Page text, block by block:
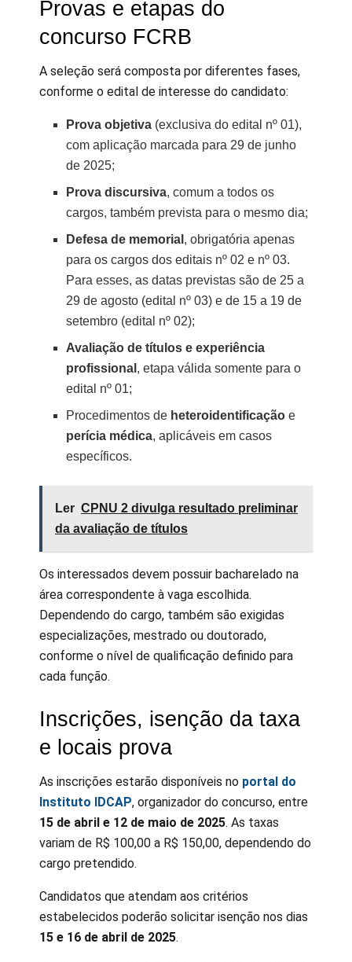
Provas e etapas do
concurso FCRB
A seleção será composta por diferentes fases,
conforme o edital de interesse do candidato:
Prova objetiva (exclusiva do edital nº 01),
com aplicação marcada para 29 de junho
de 2025;
Prova discursiva, comum a todos os
cargos, também prevista para o mesmo dia;
Defesa de memorial , obrigatória apenas
para os cargos dos editais nº 02 e nº 03.
Para esses, as datas previstas são de 25 a
29 de agosto (edital nº 03) e de 15 a 19 de
setembro (edital nº 02);
Avaliação de títulos e experiência
profissional , etapa válida somente para o
edital nº 01;
Procedimentos de heteroidentificação e
perícia médica, aplicáveis em casos
específicos.
Ler CPNU 2 divulga resultado preliminar
da avaliação de títulos
Os interessados devem possuir bacharelado na
área correspondente à vaga escolhida.
Dependendo do cargo, também são exigidas
especializações, mestrado ou doutorado,
conforme o nível de qualificação definido para
cada função.
Inscrições, isenção da taxa
e locais prova
As inscrições estarão disponíveis no portal do
Instituto IDCAP, organizador do concurso, entre
15 de abril e 12 de maio de 2025. As taxas
variam de R$ 100,00 a R$ 150,00, dependendo do
cargo pretendido.
Candidatos que atendam aos critérios
estabelecidos poderão solicitar isenção nos dias
15 e 16 de abril de 2025.